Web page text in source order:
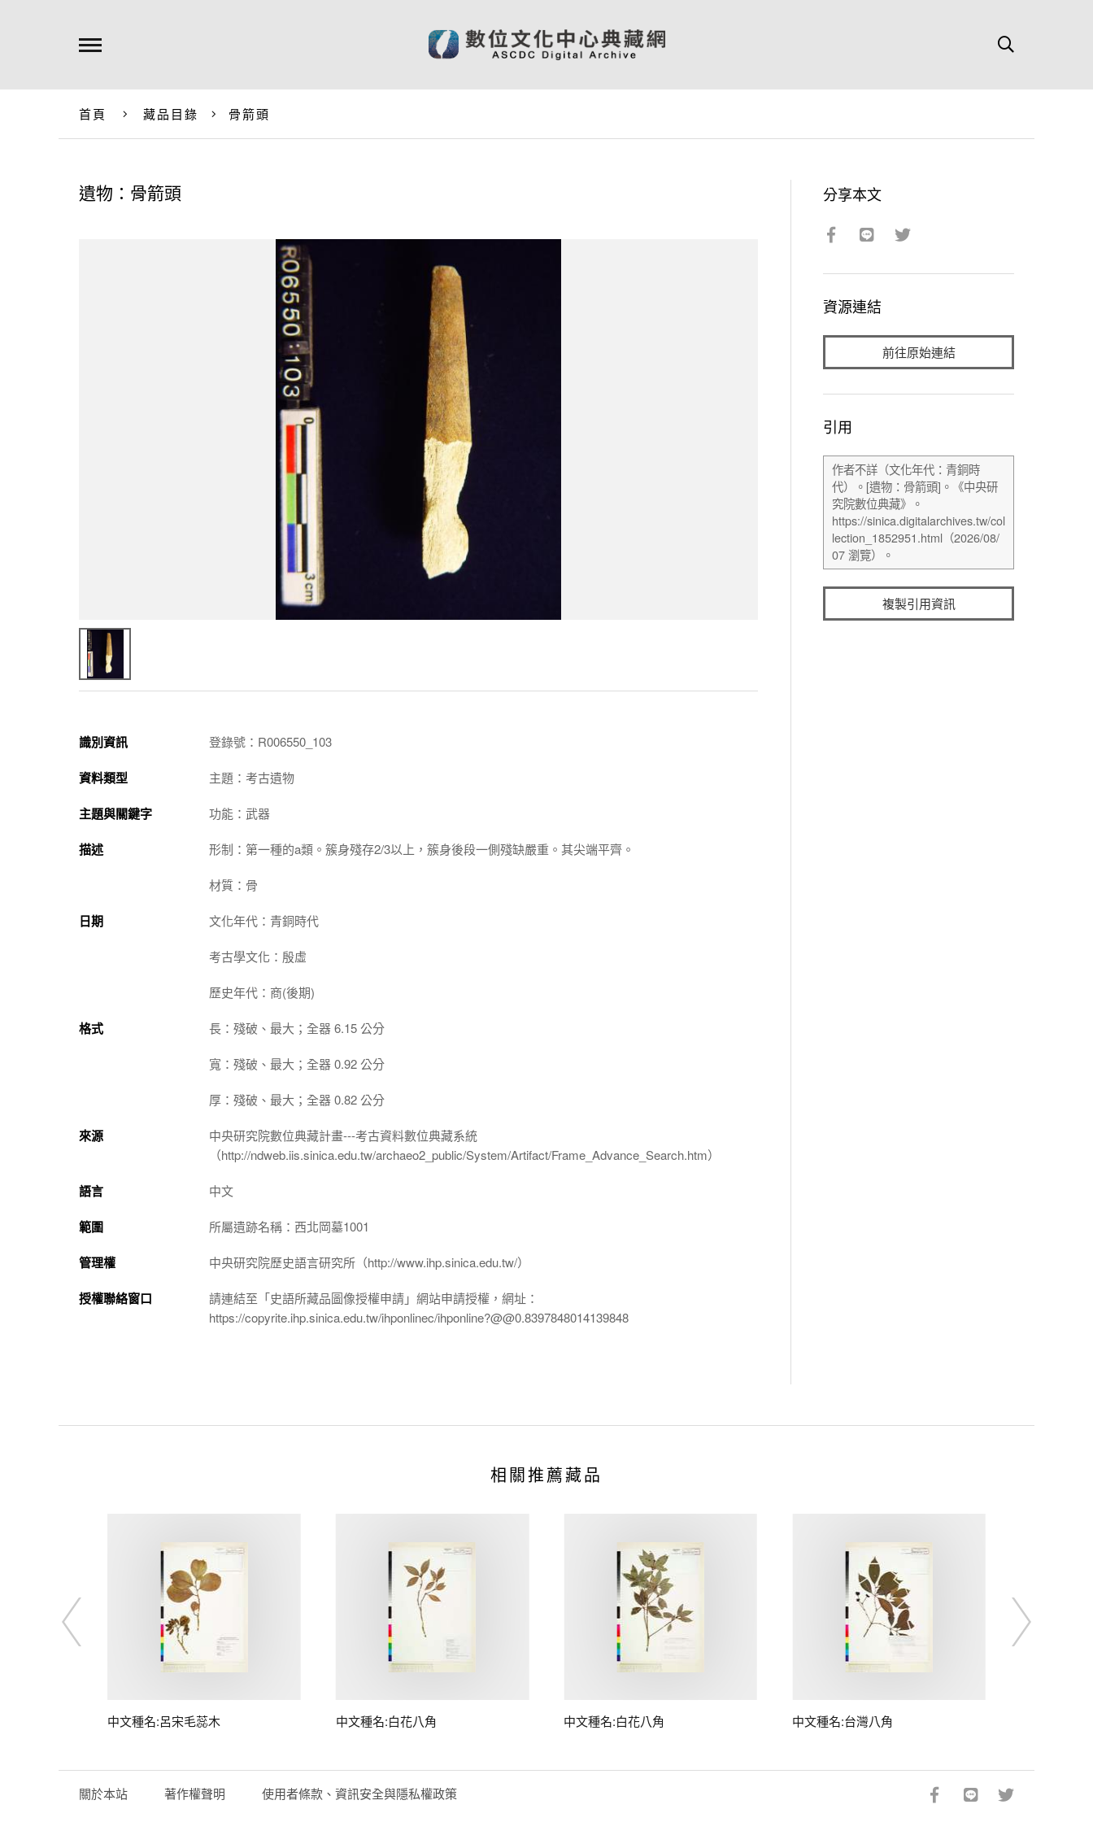
首頁 藏品目錄 骨箭頭
遺物：骨箭頭
識別資訊 登錄號：R006550_103
資料類型 主題：考古遺物
主題與關鍵字 功能：武器
描述 形制：第一種的a類。簇身殘存2/3以上，簇身後段一側殘缺嚴重。其尖端平齊。
材質：骨
日期 文化年代：青銅時代
考古學文化：殷虛
歷史年代：商(後期)
格式 長：殘破、最大；全器 6.15 公分
寬：殘破、最大；全器 0.92 公分
厚：殘破、最大；全器 0.82 公分
來源
中央研究院數位典藏計畫---考古資料數位典藏系統
（http://ndweb.iis.sinica.edu.tw/archaeo2_public/System/Artifact/Frame_Advance_Search.htm）
語言 中文
範圍 所屬遺跡名稱：西北岡墓1001
管理權 中央研究院歷史語言研究所（http://www.ihp.sinica.edu.tw/）
授權聯絡窗口
請連結至「史語所藏品圖像授權申請」網站申請授權，網址：
https://copyrite.ihp.sinica.edu.tw/ihponlinec/ihponline?@@0.8397848014139848
分享本文
資源連結
前往原始連結
引用
複製引用資訊
相關推薦藏品
中文種名:呂宋毛蕊木 中文種名:白花八角 中文種名:白花八角 中文種名:台灣八角
關於本站 著作權聲明 使用者條款、資訊安全與隱私權政策